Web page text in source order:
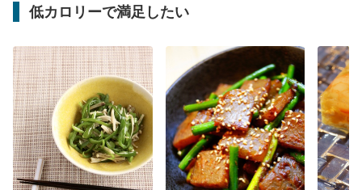
低カロリーで満足したい